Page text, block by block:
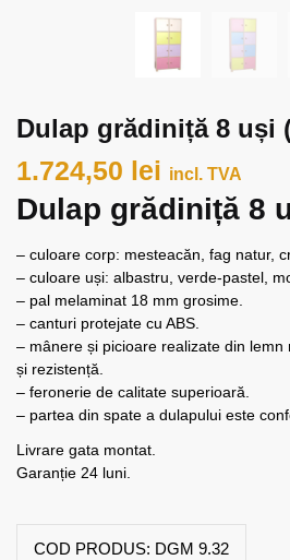
Dulap grădiniță 8 uși
1.724,50 lei incl. TVA
Dulap grădiniță 8
– culoare corp: mesteacăn, fag natur,
– culoare uși: albastru, verde-pastel,
– pal melaminat 18 mm grosime.
– canturi protejate cu ABS.
– mânere și picioare realizate din lemn
și rezistență.
– feronerie de calitate superioară.
– partea din spate a dulapului este
Livrare gata montat.
Garanție 24 luni.
COD PRODUS: DGM 9.32